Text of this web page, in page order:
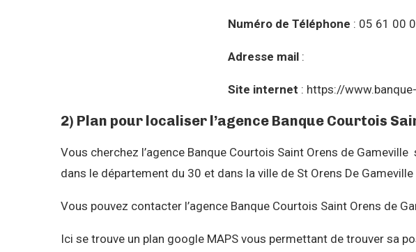
Numéro de Téléphone : 05 61 00
Adresse mail :
Site internet : https://
2) Plan pour localiser l’agence Banque Courtois
Vous cherchez l’agence Banque Courtois Saint Orens de
dans le département du 30 et dans la ville de St Orens De
Vous pouvez contacter l’agence Banque Courtois Saint Orens de
Ici se trouve un plan google MAPS vous permettant de trouver sa